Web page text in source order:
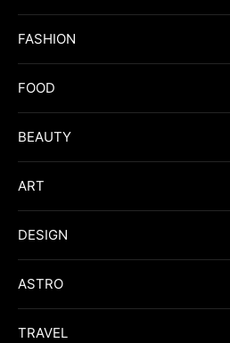
FASHION
FOOD
BEAUTY
ART
DESIGN
ASTRO
TRAVEL